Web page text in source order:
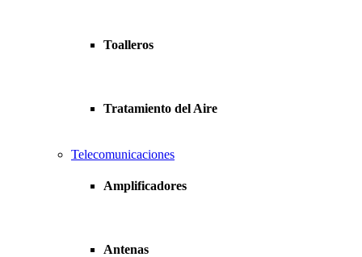
Toalleros
Tratamiento del Aire
Telecomunicaciones
Amplificadores
Antenas